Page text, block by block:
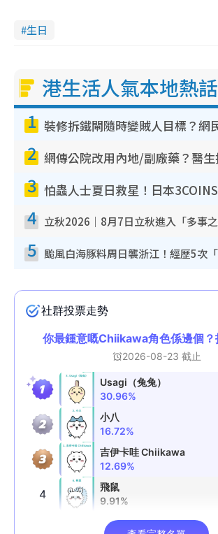
生日
港生活人氣本地熱話
1
2
3
4
5